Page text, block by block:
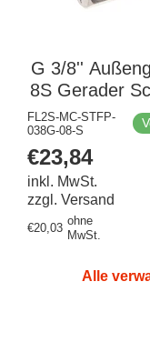
G 3/8''
8S Gerader
aus Edelstahl
Dichtung
FL2S-MC-STFP-
038G-08-S
Regulärer
Preis
€23,84
inkl. MwSt.
zzgl. Versand
Regulärer
€20,03
ohne
MwSt.
Alle